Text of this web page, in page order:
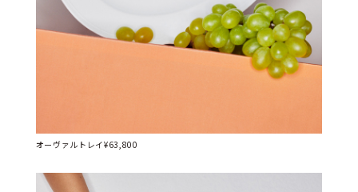
オーヴァルトレイ¥63,800